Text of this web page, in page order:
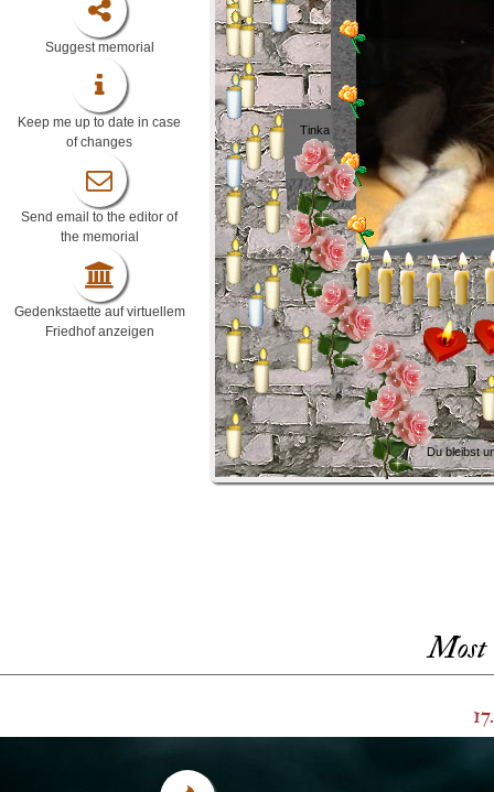
Suggest memorial
Keep me up to date in case
of changes
Send email to the editor of
the memorial
Gedenkstaette auf virtuellem
Friedhof anzeigen
Du bleibst
Tinka
Most